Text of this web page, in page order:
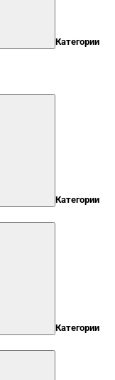
Категории
Категории
Категории